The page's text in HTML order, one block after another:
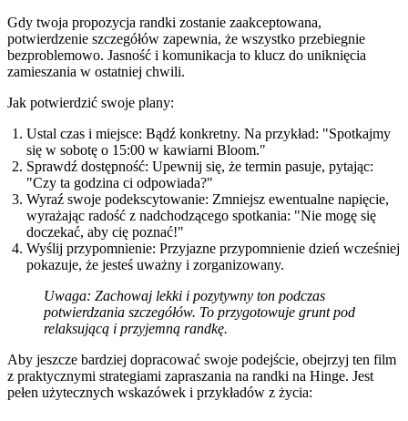
Gdy twoja propozycja randki zostanie zaakceptowana,
potwierdzenie szczegółów zapewnia, że wszystko przebiegnie
bezproblemowo. Jasność i komunikacja to klucz do uniknięcia
zamieszania w ostatniej chwili.
Jak potwierdzić swoje plany:
Ustal czas i miejsce: Bądź konkretny. Na przykład: "Spotkajmy
się w sobotę o 15:00 w kawiarni Bloom."
Sprawdź dostępność: Upewnij się, że termin pasuje, pytając:
"Czy ta godzina ci odpowiada?"
Wyraź swoje podekscytowanie: Zmniejsz ewentualne napięcie,
wyrażając radość z nadchodzącego spotkania: "Nie mogę się
doczekać, aby cię poznać!"
Wyślij przypomnienie: Przyjazne przypomnienie dzień wcześniej
pokazuje, że jesteś uważny i zorganizowany.
Uwaga: Zachowaj lekki i pozytywny ton podczas
potwierdzania szczegółów. To przygotowuje grunt pod
relaksującą i przyjemną randkę.
Aby jeszcze bardziej dopracować swoje podejście, obejrzyj ten film
z praktycznymi strategiami zapraszania na randki na Hinge. Jest
pełen użytecznych wskazówek i przykładów z życia: